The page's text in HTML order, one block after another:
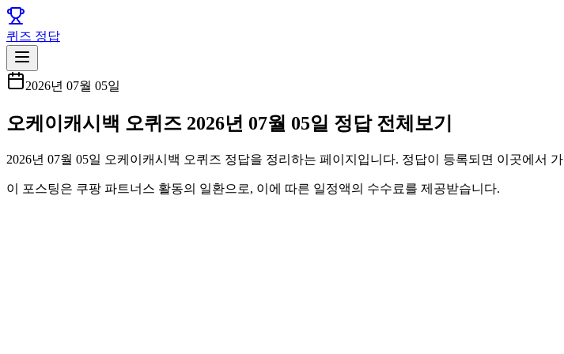
퀴즈 정답
2026년 07월 05일
오케이캐시백 오퀴즈 2026년 07월 05일 정답 전체보기
2026년 07월 05일 오케이캐시백 오퀴즈 정답을 정리하는 페이지입니다. 정답이 등록되면 이곳에서
이 포스팅은 쿠팡 파트너스 활동의 일환으로, 이에 따른 일정액의 수수료를 제공받습니다.